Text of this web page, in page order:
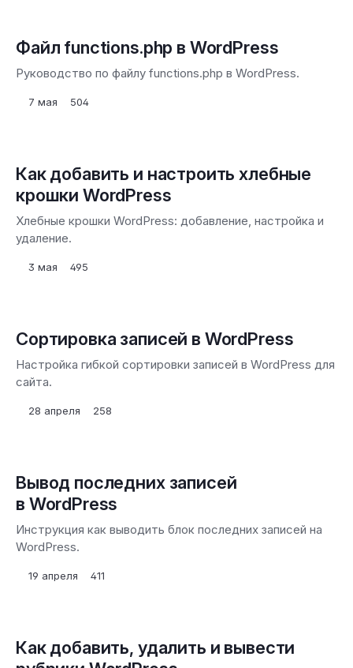
Файл functions.php в WordPress
Руководство по файлу functions.php в WordPress.
7 мая 504
Как добавить и настроить хлебные
крошки WordPress
Хлебные крошки WordPress: добавление, настройка и
удаление.
3 мая 495
Сортировка записей в WordPress
Настройка гибкой сортировки записей в WordPress для
сайта.
28 апреля 258
Вывод последних записей
в WordPress
Инструкция как выводить блок последних записей на
WordPress.
19 апреля 411
Как добавить, удалить и вывести